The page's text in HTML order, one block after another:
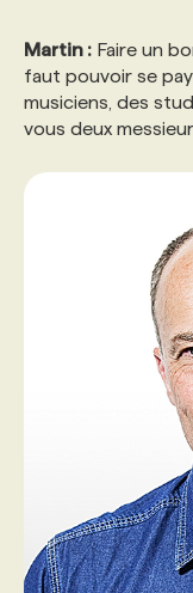
Martin : Faire un
faut pouvoir se
musiciens, des
vous deux